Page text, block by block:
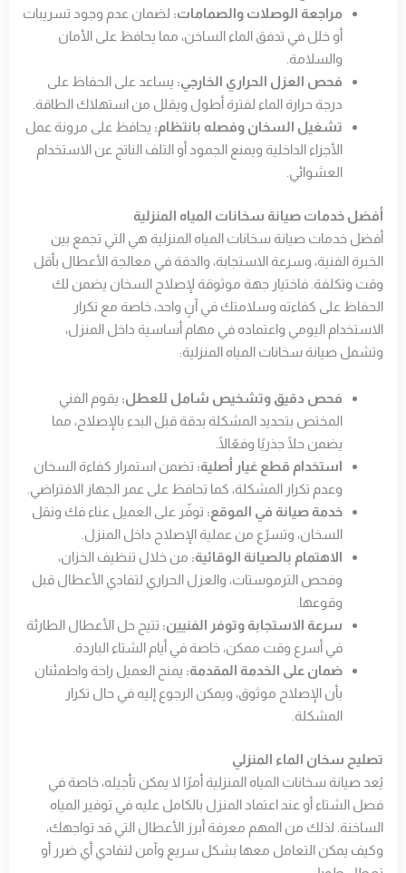
مراجعة الوصلات والصمامات: لضمان عدم وجود تسريبات
أو خلل في تدفق الماء الساخن، مما يحافظ على الأمان
والسلامة.
فحص العزل الحراري الخارجي: يساعد على الحفاظ على
درجة حرارة الماء لفترة أطول ويقلل من استهلاك الطاقة.
تشغيل السخان وفصله بانتظام: يحافظ على مرونة عمل
الأجزاء الداخلية ويمنع الجمود أو التلف الناتج عن الاستخدام
العشوائي.
أفضل خدمات صيانة سخانات المياه المنزلية
أفضل خدمات صيانة سخانات المياه المنزلية هي التي تجمع بين
الخبرة الفنية، وسرعة الاستجابة، والدقة في معالجة الأعطال بأقل
وقت وتكلفة. فاختيار جهة موثوقة لإصلاح السخان يضمن لك
الحفاظ على كفاءته وسلامتك في آنٍ واحد، خاصة مع تكرار
الاستخدام اليومي واعتماده في مهام أساسية داخل المنزل،
وتشمل صيانة سخانات المياه المنزلية:
فحص دقيق وتشخيص شامل للعطل: يقوم الفني
المختص بتحديد المشكلة بدقة قبل البدء بالإصلاح، مما
يضمن حلًا جذريًا وفعّالًا.
استخدام قطع غيار أصلية: تضمن استمرار كفاءة السخان
وعدم تكرار المشكلة، كما تحافظ على عمر الجهاز الافتراضي.
خدمة صيانة في الموقع: توفّر على العميل عناء فك ونقل
السخان، وتسرّع من عملية الإصلاح داخل المنزل.
الاهتمام بالصيانة الوقائية: من خلال تنظيف الخزان،
وفحص الترموستات، والعزل الحراري لتفادي الأعطال قبل
وقوعها.
سرعة الاستجابة وتوفر الفنيين: تتيح حل الأعطال الطارئة
في أسرع وقت ممكن، خاصة في أيام الشتاء الباردة.
ضمان على الخدمة المقدمة: يمنح العميل راحة واطمئنان
بأن الإصلاح موثوق، ويمكن الرجوع إليه في حال تكرار
المشكلة.
تصليح سخان الماء المنزلي
يُعد صيانة سخانات المياه المنزلية أمرًا لا يمكن تأجيله، خاصة في
فصل الشتاء أو عند اعتماد المنزل بالكامل عليه في توفير المياه
الساخنة. لذلك من المهم معرفة أبرز الأعطال التي قد تواجهك،
وكيف يمكن التعامل معها بشكل سريع وآمن لتفادي أي ضرر أو